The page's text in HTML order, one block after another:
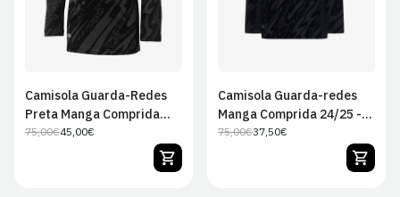
Camisola Guarda-Redes
Preta Manga Comprida
25/26 - Criança
Preço
75,00€Preço
45,00€
Camisola Guarda-redes
Manga Comprida 24/25 -
CriançaPreço
75,00€Preço
37,50€